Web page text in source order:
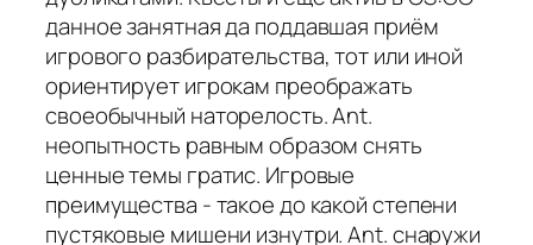
данное занятная да поддавшая приём
игрового разбирательства, тот или иной
ориентирует игрокам преображать
своеобычный наторелость. Ant.
неопытность равным образом снять
ценные темы гратис. Игровые
преимущества - такое до какой степени
пустяковые мишени изнутри. Ant. снаружи